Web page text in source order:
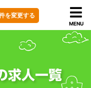
を変更する
MENU
求人一覧